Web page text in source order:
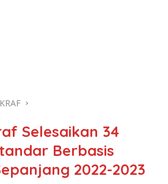
Selesaikan 34
Berbasis
2022-2023